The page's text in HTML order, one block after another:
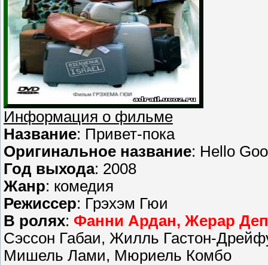
Информация о фильме
Название: Привет-пока
Оригинальное название: Hello
Год выхода: 2008
Жанр: комедия
Режиссер: Грэхэм Гюи
В ролях: Фанни Ардан, Жерар
Сэссон Габаи, Жилль Гастон-
Мишель Лами, Мюриель Комбо